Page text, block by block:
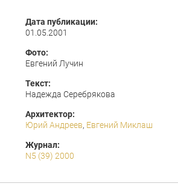
Дата публикации:
01.05.2001
Фото:
Евгений Лучин
Текст:
Надежда Серебрякова
Архитектор:
Юрий Андреев, Евгений Миклаш
Журнал:
N5 (39) 2000